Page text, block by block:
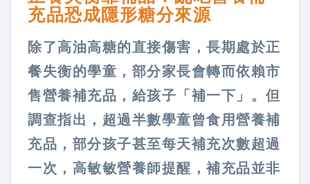
充品恐成隱形糖分來源
除了高油高糖的直接傷害，長期處於正
餐失衡的學童，部分家長會轉而依賴市
售營養補充品，給孩子「補一下」。但
調查指出，超過半數學童曾食用營養補
充品，部分孩子甚至每天補充次數超過
一次，高敏敏營養師提醒，補充品並非